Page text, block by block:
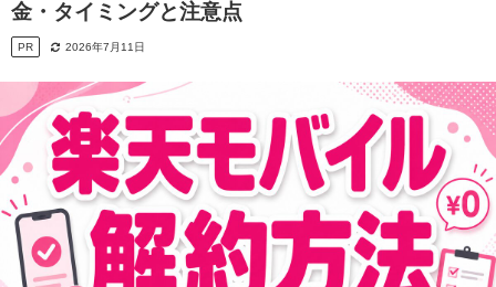
金・タイミングと注意点
PR 2026年7月11日